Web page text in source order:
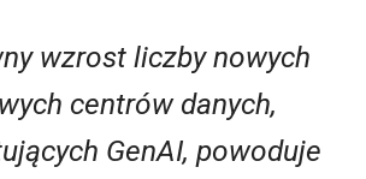
wzrost liczby nowych
centrów danych,
GenAI, powoduje